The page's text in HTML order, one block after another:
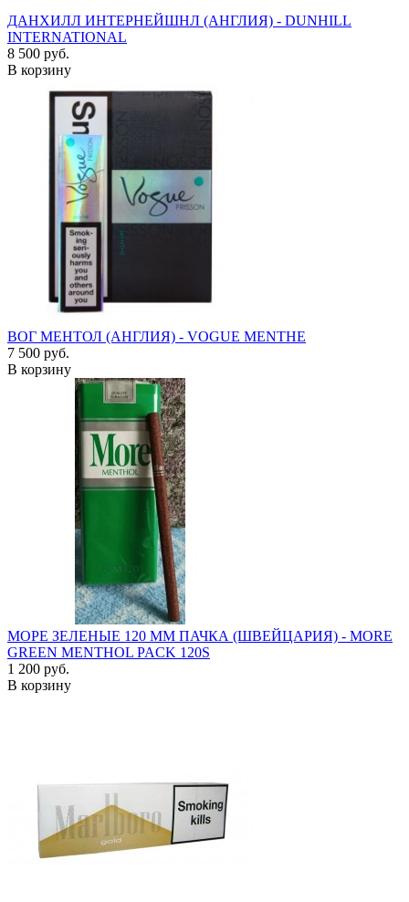
ДАНХИЛЛ ИНТЕРНЕЙШНЛ (АНГЛИЯ) - DUNHILL
INTERNATIONAL
8 500 руб.
В корзину
ВОГ МЕНТОЛ (АНГЛИЯ) - VOGUE MENTHE
7 500 руб.
В корзину
МОРЕ ЗЕЛЕНЫЕ 120 ММ ПАЧКА (ШВЕЙЦАРИЯ) - MORE
GREEN MENTHOL PACK 120S
1 200 руб.
В корзину